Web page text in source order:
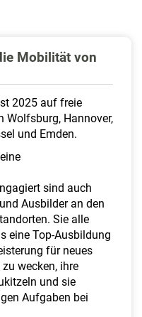
Mobilität von
2025 auf freie
Hannover,
und Emden.
sind auch
Ausbilder an den
Sie alle
eine Top-Ausbildung
für neues
wecken, ihre
und sie
Aufgaben bei